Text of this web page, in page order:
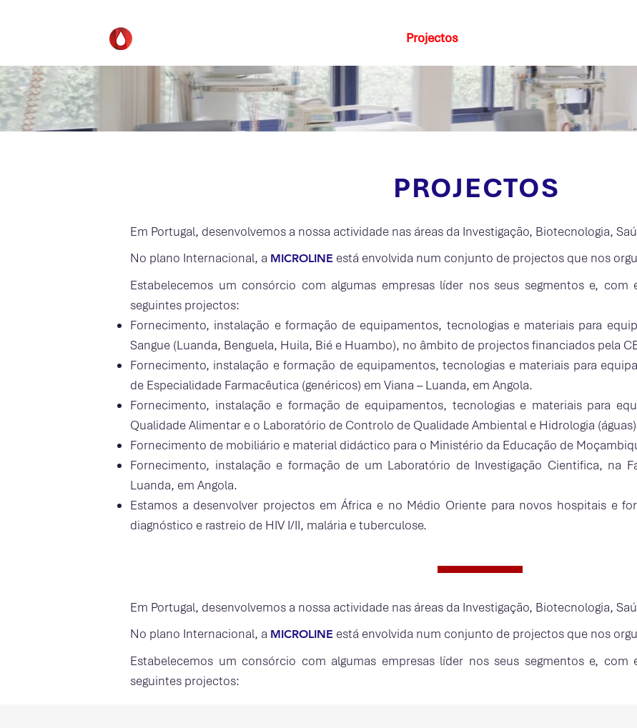
Projectos
PROJECTOS
Em Portugal, desenvolvemos a nossa actividade nas áreas da Investigação, Biotecnologia,
No plano Internacional, a MICROLINE está envolvida num conjunto de projectos que nos
Estabelecemos um consórcio com algumas empresas líder nos seus segmentos e, com
seguintes projectos:
Fornecimento, instalação e formação de equipamentos, tecnologias e materiais para
Sangue (Luanda, Benguela, Huila, Bié e Huambo), no âmbito de projectos financiados pela
Fornecimento, instalação e formação de equipamentos, tecnologias e materiais para
de Especialidade Farmacêutica (genéricos) em Viana – Luanda, em Angola.
Fornecimento, instalação e formação de equipamentos, tecnologias e materiais para
Qualidade Alimentar e o Laboratório de Controlo de Qualidade Ambiental e Hidrologia
Fornecimento de mobiliário e material didáctico para o Ministério da Educação de
Fornecimento, instalação e formação de um Laboratório de Investigação Cientifica, na
Luanda, em Angola.
Estamos a desenvolver projectos em África e no Médio Oriente para novos hospitais e
diagnóstico e rastreio de HIV I/II, malária e tuberculose.
Em Portugal, desenvolvemos a nossa actividade nas áreas da Investigação, Biotecnologia,
No plano Internacional, a MICROLINE está envolvida num conjunto de projectos que nos
Estabelecemos um consórcio com algumas empresas líder nos seus segmentos e, com
seguintes projectos:​